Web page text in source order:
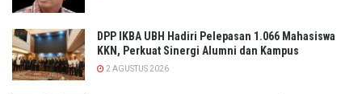
DPP IKBA UBH Hadiri Pelepasan 1.066 Mahasiswa
KKN, Perkuat Sinergi Alumni dan Kampus
2 AGUSTUS 2026